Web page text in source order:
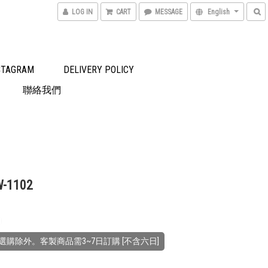
LOG IN CART MESSAGE English
DELIVERY POLICY
聯絡我們
1102
購除外。客製商品需3~7日訂購 [不含六日]